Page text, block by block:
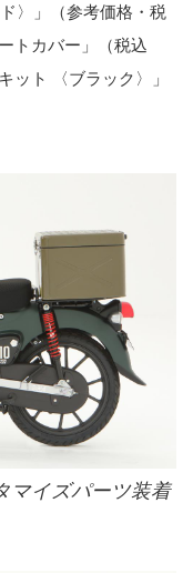
〉」（参考価格・税
トカバー」（税込
ット 〈ブラック〉」
イズパーツ装着